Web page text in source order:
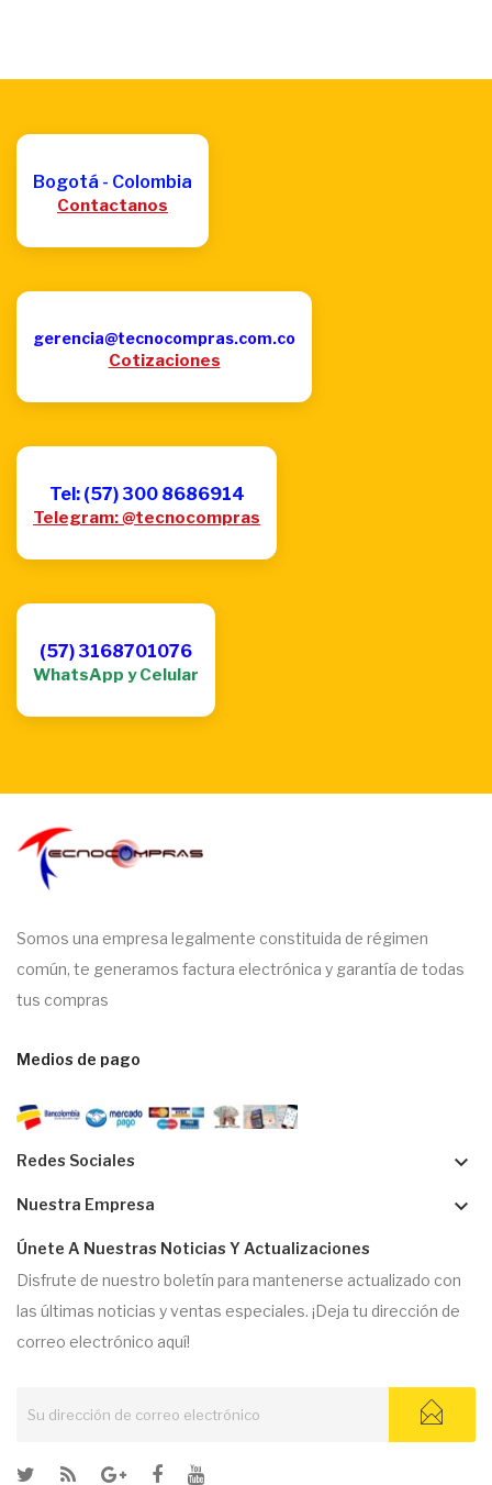
Bogotá - Colombia
Contactanos
gerencia@tecnocompras.com.co
Cotizaciones
Tel: (57) 300 8686914
Telegram: @tecnocompras
(57) 3168701076
WhatsApp y Celular
Somos una empresa legalmente constituida de régimen
común, te generamos factura electrónica y garantía de todas
tus compras
Medios de pago
Redes Sociales keyboard_arrow_down
Nuestra Empresa keyboard_arrow_down
Únete A Nuestras Noticias Y Actualizaciones
Disfrute de nuestro boletín para mantenerse actualizado con
las últimas noticias y ventas especiales. ¡Deja tu dirección de
correo electrónico aquí!